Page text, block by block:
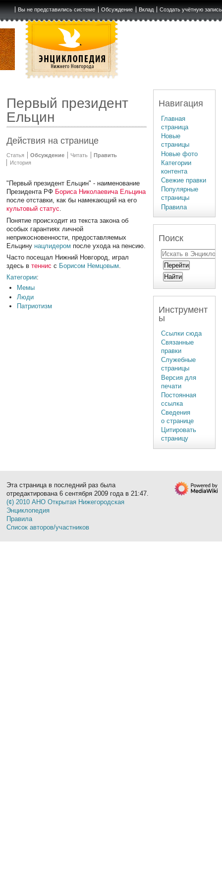
Вы не представились системе Обсуждение Вклад Создать учётную запись
Первый президент
Ельцин
Действия на странице
Статья Обсуждение Читать
Править
История
"Первый президент Ельцин" - наименование
Президента РФ Бориса Николаевича Ельцина
после отставки, как бы намекающий на его
культовый статус.
Понятие происходит из текста закона об
особых гарантиях личной
неприкосновенности, предоставляемых
Ельцину нацлидером после ухода на пенсию.
Часто посещал Нижний Новгород, играл
здесь втеннис с Борисом Немцовым.
Категории:
Мемы
Люди
Патриотизм
Навигация
Главная
страница
Новые
страницы
Новые фото
Категории
контента
Свежие правки
Популярные
страницы
Правила
Поиск
Инструмент
ы
Ссылки сюда
Связанные
правки
Служебные
страницы
Версия для
печати
Постоянная
ссылка
Сведения
о странице
Цитировать
страницу
Эта страница в последний раз была
отредактирована 6 сентября 2009 года в 21:47.
(¢) 2010 АНО Открытая Нижегородская
Энциклопедия
Правила
Список авторов/участников